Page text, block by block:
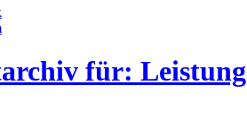
für: Leistung